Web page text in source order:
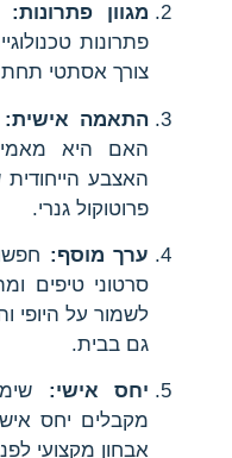
מגוון פתרונות:
פתרונות
צורך אסתטי
התאמה אישית:
האם היא
האצבע
פרוטוקול גנרי.
ערך מוסף:
סרטוני טיפים
לשמור על היופי
גם בבית.
יחס אישי:
מקבלים יחס
אבחון מקצועי